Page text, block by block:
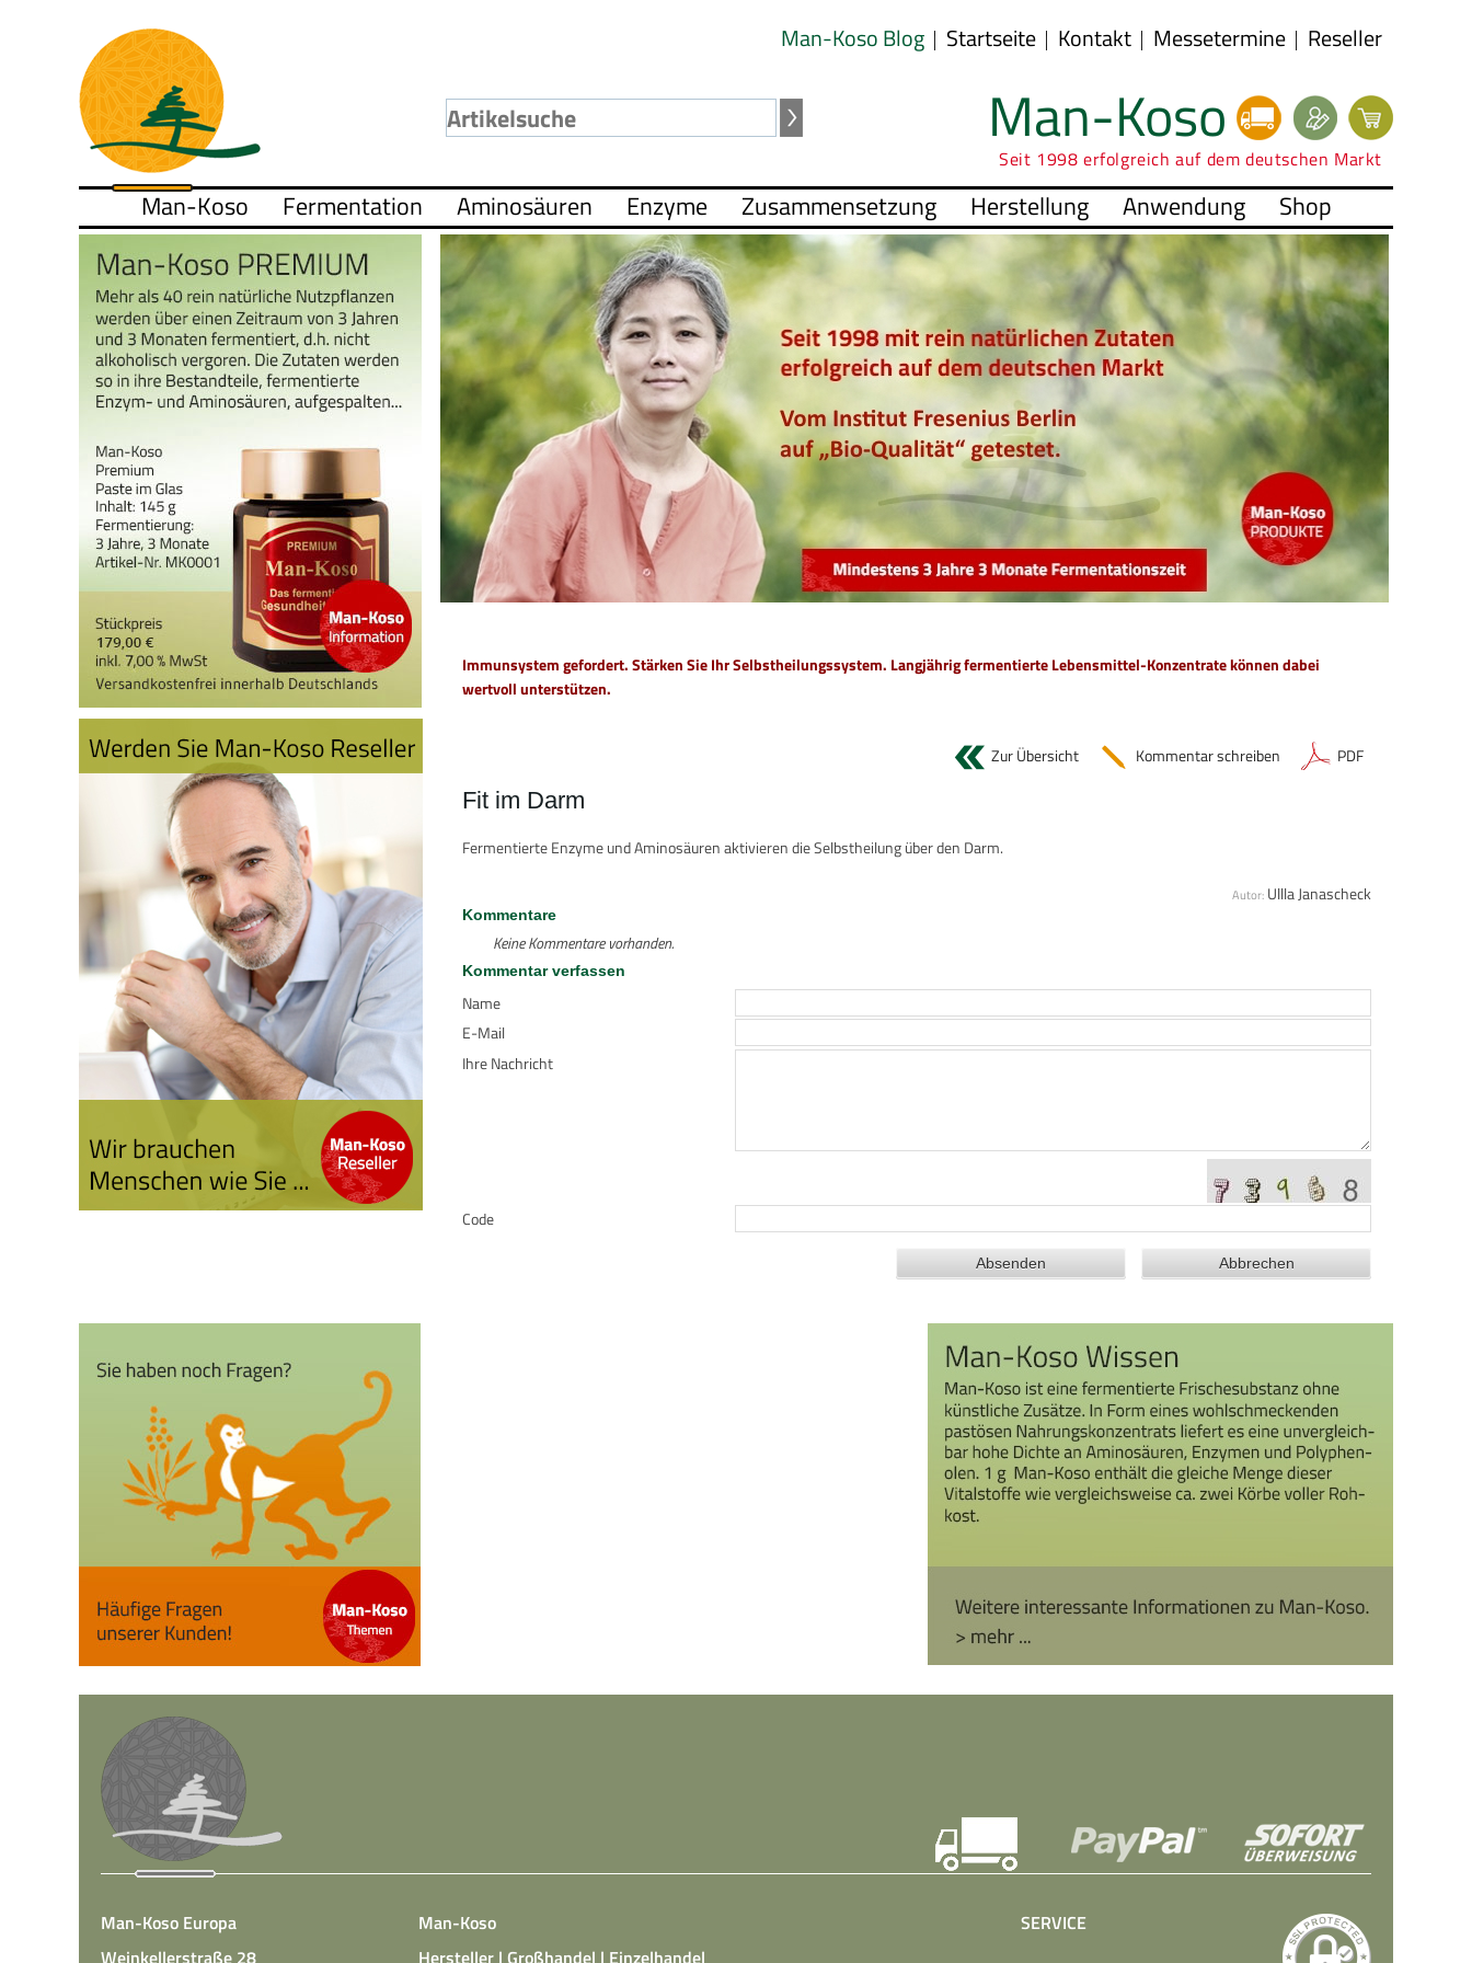
Man-Koso Blog Startseite Kontakt Messetermine Reseller
Man-Koso
Seit 1998 erfolgreich auf dem deutschen Markt
Man-Koso Fermentation Aminosäuren Enzyme Zusammensetzung Herstellung Anwendung Shop
Immunsystem gefordert. Stärken Sie Ihr Selbstheilungssystem. Langjährig fermentierte Lebensmittel-Konzentrate können dabei
wertvoll unterstützen.
Zur Übersicht Kommentar schreiben PDF
Fit im Darm
Fermentierte Enzyme und Aminosäuren aktivieren die Selbstheilung über den Darm.
Autor: Ullla Janascheck
Kommentare
Keine Kommentare vorhanden.
Kommentar verfassen
Name
E-Mail
Ihre Nachricht
Code
Man-Koso Europa
Weinkellerstraße 28
Man-Koso
Hersteller | Großhandel | Einzelhandel
SERVICE